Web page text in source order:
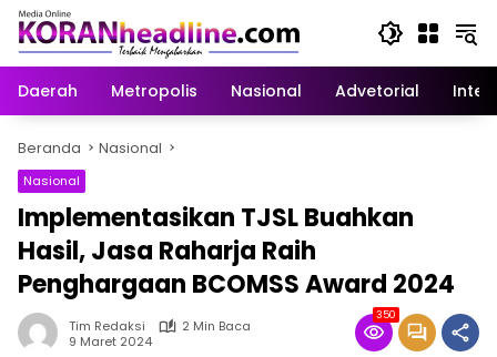
Langsung
konten
Daerah
Metropolis Nasional Advetorial
Beranda Nasional
Nasional
Implementasikan TJSL Buahkan
Hasil, Jasa Raharja Raih
Penghargaan BCOMSS Award 2024
Tim Redaksi
2 Min Baca
9 Maret 2024
350